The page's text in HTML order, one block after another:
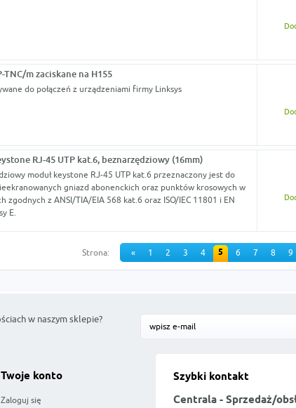
TNC/m zaciskane na H155
do połączeń z urządzeniami firmy Linksys
RJ-45 UTP kat.6, beznarzędziowy (16mm)
moduł keystone RJ-45 UTP kat.6 przeznaczony jest do
gniazd abonenckich oraz punktów krosowych w
zgodnych z ANSI/TIA/EIA 568 kat.6 oraz ISO/IEC 11801 i EN
E.
Strona: « 1 2 3 4 5 6 7 8 9
w naszym sklepie?
Szybki kontakt
Centrala - Sprzedaż/
Twoje konto
Zaloguj się